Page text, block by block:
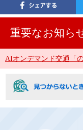
重要なお知ら
AIオンデマンド交通「